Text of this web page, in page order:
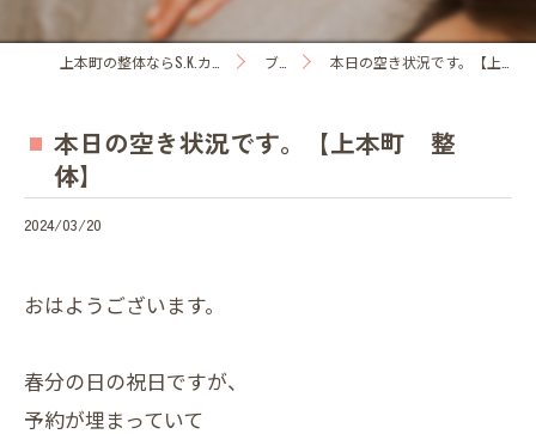
ブログ 本日の空き状況です。【上本町 整体】
本日の空き状況です。【上本町 整
体】
2024/03/20
おはようございます。
春分の日の祝日ですが、
予約が埋まっていて